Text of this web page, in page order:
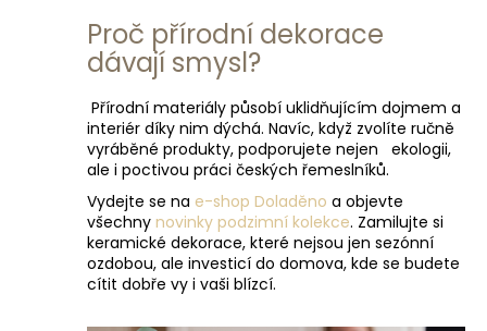
Proč přírodní dekorace
dávají smysl?
Přírodní materiály působí uklidňujícím dojmem a
interiér díky nim dýchá. Navíc, když zvolíte ručně
vyráběné produkty, podporujete nejen ekologii,
ale i poctivou práci českých řemeslníků.
Vydejte se na e-shop Doladěno a objevte
všechny novinky podzimní kolekce. Zamilujte si
keramické dekorace, které nejsou jen sezónní
ozdobou, ale investicí do domova, kde se budete
cítit dobře vy i vaši blízcí.